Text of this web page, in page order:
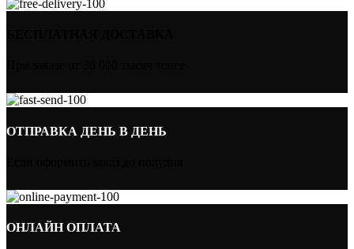
ОТПРАВКА ДЕНЬ В ДЕНЬ
ОНЛАЙН ОПЛАТА